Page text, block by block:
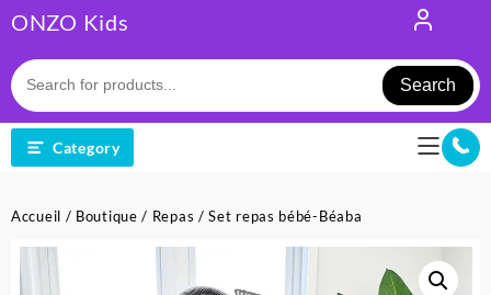
to
content
ONZO Kids
Search
Category
Accueil / Boutique / Repas / Set repas bébé-Béaba